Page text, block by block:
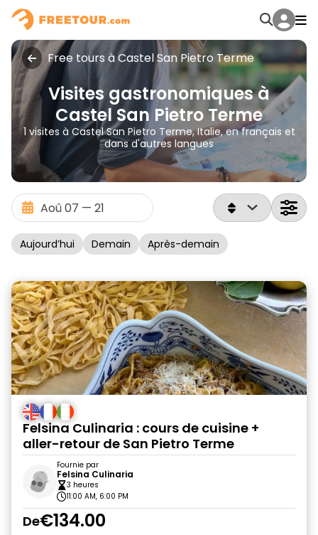
Free tours à Castel San Pietro Terme
Visites gastronomiques à
Castel San Pietro Terme
1 visites à Castel San Pietro Terme, Italie, en français et
dans d'autres langues
Aujourd’hui Demain Après-demain
Felsina Culinaria : cours de cuisine +
aller-retour de San Pietro Terme
Fournie par
Felsina Culinaria
3 heures
11:00 AM, 6:00 PM
De€134.00